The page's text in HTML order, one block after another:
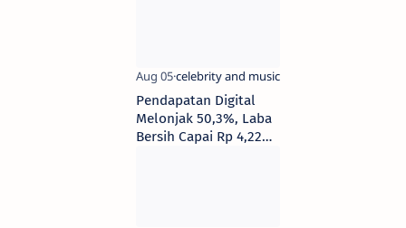
Pendapatan Digital
Melonjak 50,3%, Laba
Bersih Capai Rp 4,22